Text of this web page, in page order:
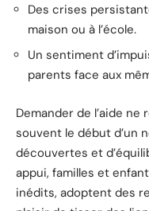
Des crises
maison ou à l’école.
Un sentiment
parents face aux
Demander de l’aide
souvent le début d’un
découvertes et
appui, familles et
inédits, adoptent des